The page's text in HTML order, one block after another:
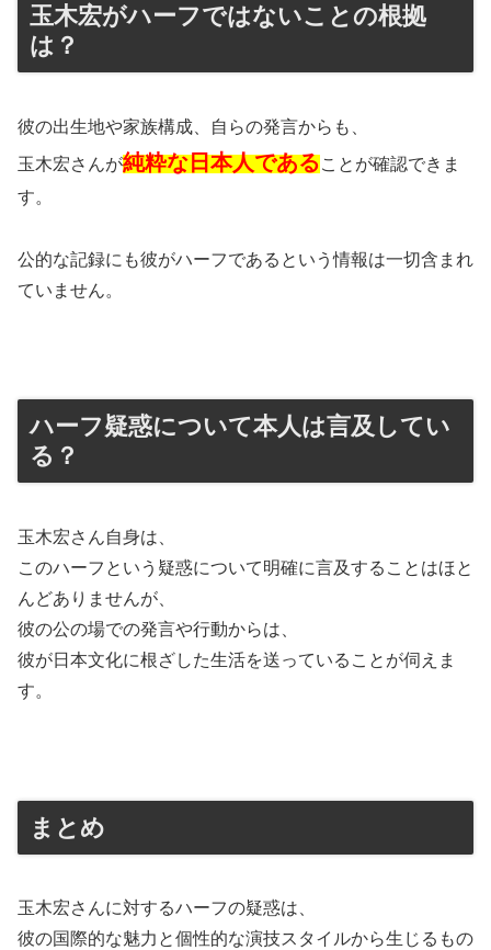
玉木宏がハーフではないことの根拠
は？
彼の出生地や家族構成、自らの発言からも、
玉木宏さんが純粋な日本人であることが確認できま
す。
公的な記録にも彼がハーフであるという情報は一切含まれ
ていません。
ハーフ疑惑について本人は言及してい
る？
玉木宏さん自身は、
このハーフという疑惑について明確に言及することはほと
んどありませんが、
彼の公の場での発言や行動からは、
彼が日本文化に根ざした生活を送っていることが伺えま
す。
まとめ
玉木宏さんに対するハーフの疑惑は、
彼の国際的な魅力と個性的な演技スタイルから生じるもの